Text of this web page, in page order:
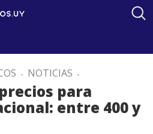
. NOTICIAS .
para
entre 400 y